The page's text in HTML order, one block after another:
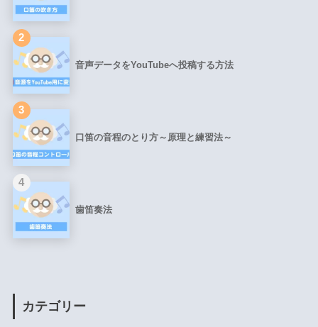
2
音声データをYouTubeへ投稿する方法
3
口笛の音程のとり方～原理と練習法～
4
歯笛奏法
カテゴリー